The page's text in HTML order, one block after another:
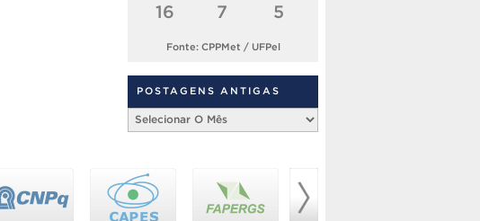
16
7
5
Fonte: CPPMet / UFPel
POSTAGENS ANTIGAS
Postagens
Antigas